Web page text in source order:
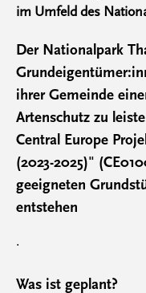
im Umfeld des
Der Nationalpark
ihrer Gemeinde
Artenschutz zu
Central Europe
(2023-2025)"
geeigneten
entstehen
.
Was ist geplant?